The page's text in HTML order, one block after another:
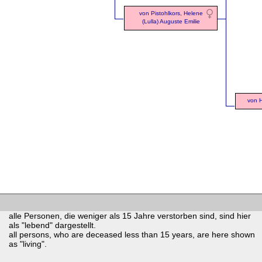
von Pistohlkors, Helene
(Lulla) Auguste Emilie
von
alle Personen, die weniger als 15 Jahre verstorben sind, sind hier
als "lebend" dargestellt.
all persons, who are deceased less than 15 years, are here shown
as "living".